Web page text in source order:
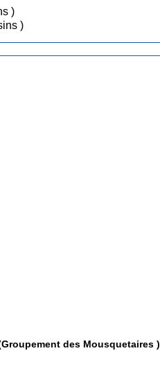
( Dessins )
/ Jan 1992 ( Dessins )
des Mousquetaires )